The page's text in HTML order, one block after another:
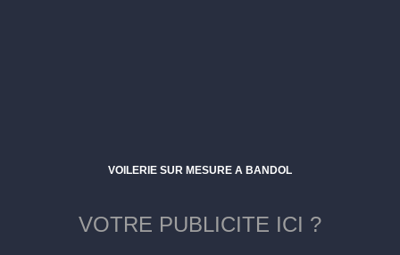
VOILERIE SUR MESURE A BANDOL
VOTRE PUBLICITE ICI ?